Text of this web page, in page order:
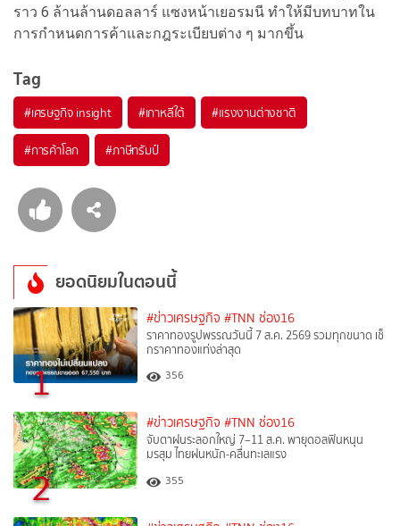
ราว 6 ล้านล้านดอลลาร์ แซงหน้าเยอรมนี ทำให้มีบทบาทใน
การกำหนดการค้าและกฎระเบียบต่าง ๆ มากขึ้น
Tag
#เศรษฐกิจ insight #เกาหลีใต้ #แรงงานต่างชาติ
#การค้าโลก #ภาษีทรัมป์
ยอดนิยมในตอนนี้
1
#ข่าวเศรษฐกิจ #TNN ช่อง16
ราคาทองรูปพรรณวันนี้ 7 ส.ค. 2569 รวมทุกขนาด เช็
กราคาทองแท่งล่าสุด
356
2
#ข่าวเศรษฐกิจ #TNN ช่อง16
จับตาฝนระลอกใหญ่ 7–11 ส.ค. พายุดอลฟินหนุน
มรสุม ไทยฝนหนัก-คลื่นทะเลแรง
355